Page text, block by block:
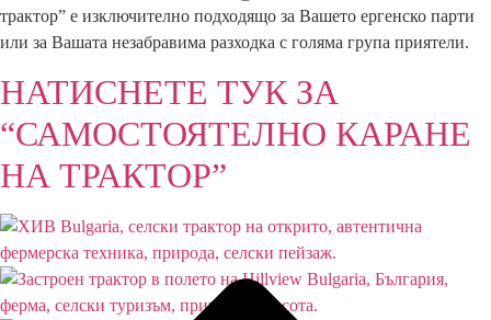
трактор” е изключително подходящо за Вашето ергенско парти
или за Вашата незабравима разходка с голяма група приятели.
НАТИСНЕТЕ ТУК ЗА
“САМОСТОЯТЕЛНО КАРАНЕ
НА ТРАКТОР”